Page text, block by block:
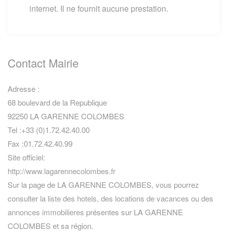
internet. Il ne fournit aucune prestation.
Contact Mairie
Adresse :
68 boulevard de la Republique
92250 LA GARENNE COLOMBES
Tel :+33 (0)1.72.42.40.00
Fax :01.72.42.40.99
Site officiel:
http://www.lagarennecolombes.fr
Sur la page de LA GARENNE COLOMBES, vous pourrez
consulter la liste des hotels, des locations de vacances ou des
annonces immobilieres présentes sur LA GARENNE
COLOMBES et sa région.